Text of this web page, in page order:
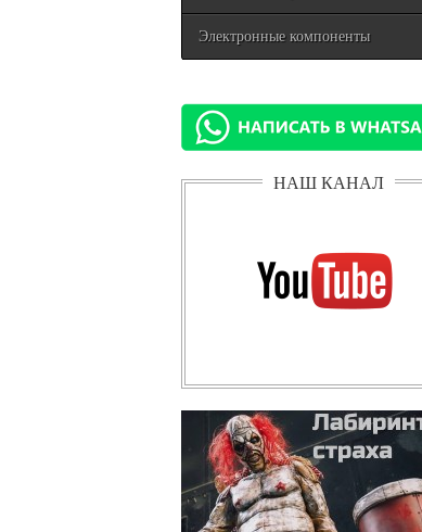
Электронные компоненты
НАШ КАНАЛ